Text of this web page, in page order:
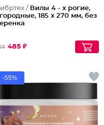
/ Вилы 4 - х рогие,
185 х 270 мм, без
485 ₽
-55%